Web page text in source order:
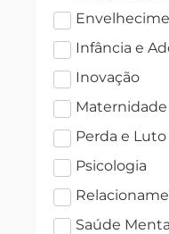
Infância e
Inovação
Maternidade
Perda e Luto
Psicologia
Saúde